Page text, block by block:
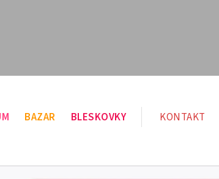
BAZAR BLESKOVKY KONTAKT